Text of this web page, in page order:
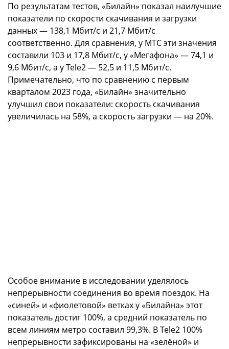
По результатам тестов, «Билайн» показал наилучшие
показатели по скорости скачивания и загрузки
данных — 138,1 Мбит/с и 21,7 Мбит/с
соответственно. Для сравнения, у МТС эти значения
составили 103 и 17,8 Мбит/с, у «Мегафона» — 74,1 и
9,6 Мбит/с, а у Tele2 — 52,5 и 11,5 Мбит/с.
Примечательно, что по сравнению с первым
кварталом 2023 года, «Билайн» значительно
улучшил свои показатели: скорость скачивания
увеличилась на 58%, а скорость загрузки — на 20%.
Особое внимание в исследовании уделялось
непрерывности соединения во время поездок. На
«синей» и «фиолетовой» ветках у «Билайна» этот
показатель достиг 100%, а средний показатель по
всем линиям метро составил 99,3%. В Tele2 100%
непрерывности зафиксированы на «зелёной» и